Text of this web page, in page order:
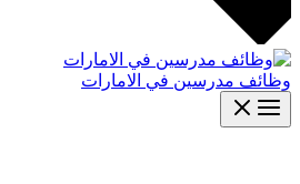
وظائف مدرسين في الامارات